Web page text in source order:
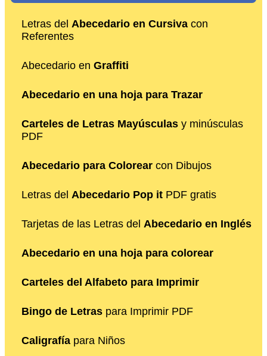
Letras del Abecedario en Cursiva con
Referentes
Abecedario en Graffiti
Abecedario en una hoja para Trazar
Carteles de Letras Mayúsculas y minúsculas
PDF
Abecedario para Colorear con Dibujos
Letras del Abecedario Pop it PDF gratis
Tarjetas de las Letras del Abecedario en Inglés
Abecedario en una hoja para colorear
Carteles del Alfabeto para Imprimir
Bingo de Letras para Imprimir PDF
Caligrafía para Niños